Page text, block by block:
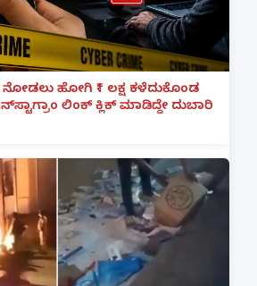
ಹೋಗಿ ₹1 ಲಕ್ಷ ಕಳೆದುಕೊಂಡ
ಲಿಂಕ್ ಕ್ಲಿಕ್ ಮಾಡಿದ್ದೇ ದುಬಾರಿ